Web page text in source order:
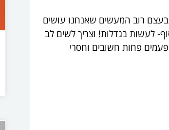
רוב המעשים שאנחנו עושים
לעשות בגדלות! וצריך לשים לב
פחות חשובים וחסרי